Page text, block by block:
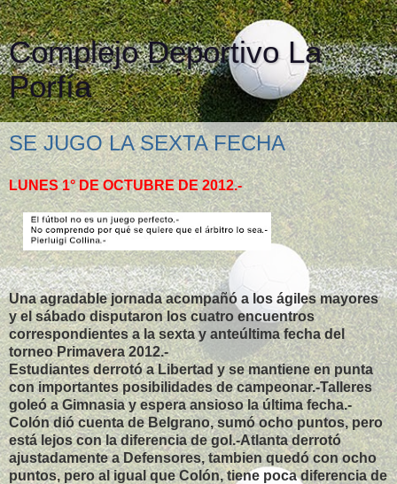
Complejo Deportivo La
Porfía
SE JUGO LA SEXTA FECHA
LUNES 1° DE OCTUBRE DE 2012.-
Una agradable jornada acompañó a los ágiles mayores
y el sábado disputaron los cuatro encuentros
correspondientes a la sexta y anteúltima fecha del
torneo Primavera 2012.-
Estudiantes derrotó a Libertad y se mantiene en punta
con importantes posibilidades de campeonar.-Talleres
goleó a Gimnasia y espera ansioso la última fecha.-
Colón dió cuenta de Belgrano, sumó ocho puntos, pero
está lejos con la diferencia de gol.-Atlanta derrotó
ajustadamente a Defensores, tambien quedó con ocho
puntos, pero al igual que Colón, tiene poca diferencia de